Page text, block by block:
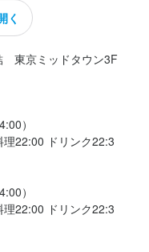
からカットしてくれま
！
く
東京ミッドタウン3F
）
22:00 ドリンク22:3
）
22:00 ドリンク22:3